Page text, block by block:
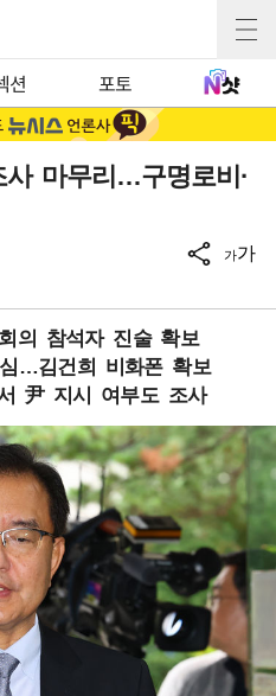
션 포토
마무리…구명로비·
가가
의 참석자 진술 확보
…김건희 비화폰 확보
尹 지시 여부도 조사